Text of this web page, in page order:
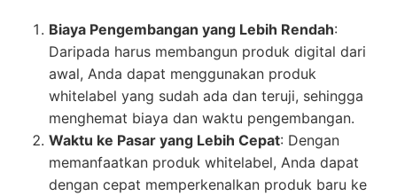
Biaya Pengembangan yang Lebih Rendah:
Daripada harus membangun produk digital dari
awal, Anda dapat menggunakan produk
whitelabel yang sudah ada dan teruji, sehingga
menghemat biaya dan waktu pengembangan.
Waktu ke Pasar yang Lebih Cepat: Dengan
memanfaatkan produk whitelabel, Anda dapat
dengan cepat memperkenalkan produk baru ke